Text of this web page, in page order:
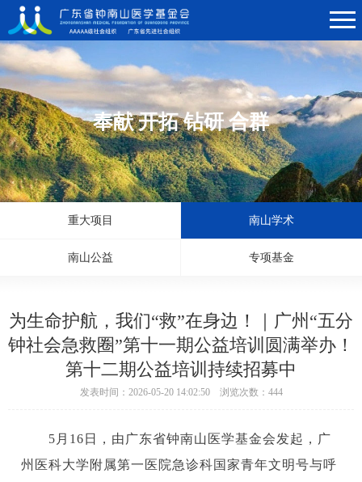
奉献 开拓 钻研 合群
重大项目 南山学术
南山公益 专项基金
为生命护航，我们“救”在身边！｜广州“五分
钟社会急救圈”第十一期公益培训圆满举办！
第十二期公益培训持续招募中
发表时间：2026-05-20 14:02:50 浏览次数：444
5月16日，由广东省钟南山医学基金会发起，广
州医科大学附属第一医院急诊科国家青年文明号与呼